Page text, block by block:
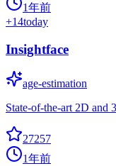
1年前
+14today
Insightface
age-estimation
State-of-the-art 2D and
27257
1年前